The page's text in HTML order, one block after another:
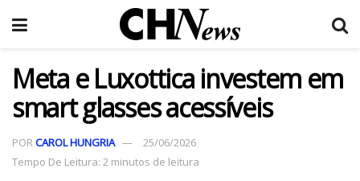
Meta e Luxottica investem em
smart glasses acessíveis
PORCAROL HUNGRIA
25/06/2026
Tempo De Leitura: 2 minutos de leitura